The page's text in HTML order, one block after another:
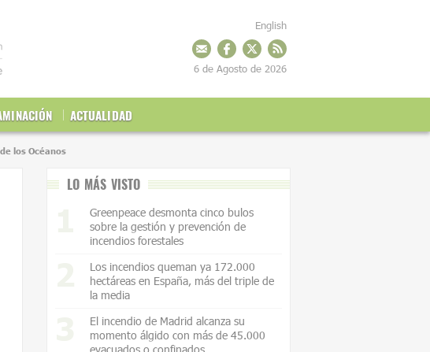
ACTUALIDAD
English
6 de Agosto de 2026
los Océanos
LO MÁS VISTO
Greenpeace desmonta cinco bulos
sobre la gestión y prevención de
incendios forestales
Los incendios queman ya 172.000
hectáreas en España, más del triple de
la media
El incendio de Madrid alcanza su
momento álgido con más de 45.000
evacuados o confinados